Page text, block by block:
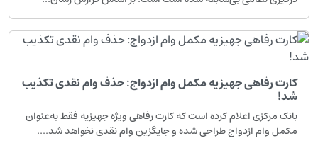
کارت رفاهی جهیزیه مکمل وام ازدواج: حذف وام نقدی تکذیب
شد!
بانک مرکزی اعلام کرده است که کارت رفاهی ویژه جهیزیه فقط به‌عنوان
مکمل وام ازدواج طراحی شده و جایگزین وام نقدی نخواهد شد....